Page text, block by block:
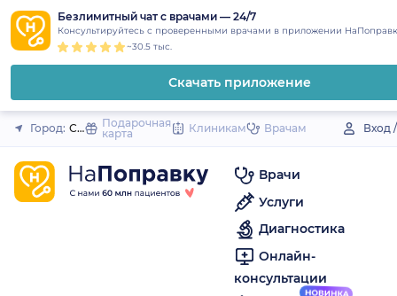
to
content
Безлимитный чат с врачами — 24/7
Консультируйтесь с проверенными врачами в приложении
~30.5 тыс.
Скачать приложение
Закрыть
Город: СвирскПодарочная
карта
Клиникам Врачам Вход
Врачи
Услуги
Диагностика
Онлайн-
консультации